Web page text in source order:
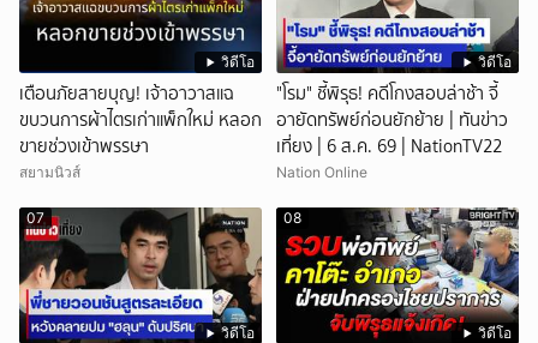
วิดีโอ
เตือนภัยสายบุญ! เจ้าอาวาสแฉ
ขบวนการผ้าไตรเก่าแพ็กใหม่ หลอก
ขายช่วงเข้าพรรษา
สยามนิวส์
วิดีโอ
"โรม" ชี้พิรุธ! คดีโกงสอบล่าช้า จี้
อายัดทรัพย์ก่อนยักย้าย | ทันข่าว
เที่ยง | 6 ส.ค. 69 | NationTV22
Nation Online
วิดีโอ
07
วิดีโอ
08